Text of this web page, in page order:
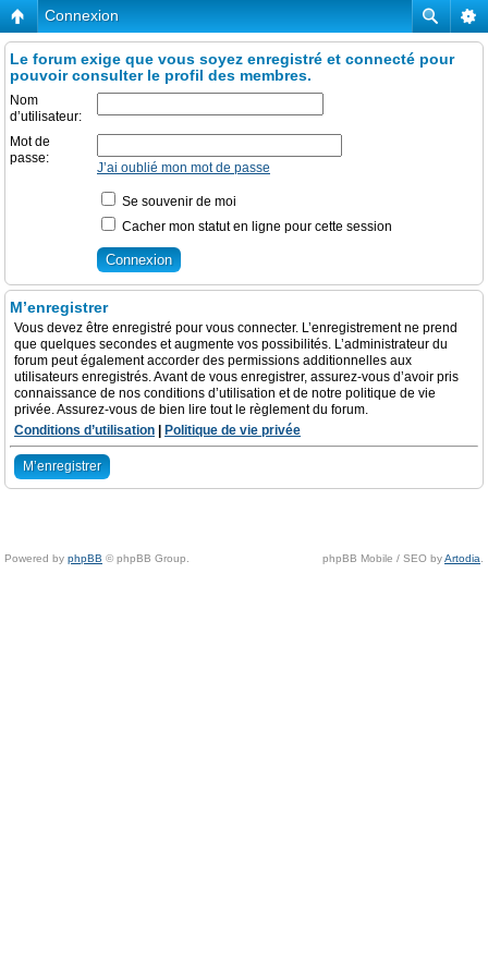
Connexion
Le forum exige que vous soyez enregistré et connecté pour
pouvoir consulter le profil des membres.
Nom
d’utilisateur:
Mot de
passe:
J’ai oublié mon mot de passe
Se souvenir de moi
Cacher mon statut en ligne pour cette session
M’enregistrer
Vous devez être enregistré pour vous connecter. L’enregistrement ne prend
que quelques secondes et augmente vos possibilités. L’administrateur du
forum peut également accorder des permissions additionnelles aux
utilisateurs enregistrés. Avant de vous enregistrer, assurez-vous d’avoir pris
connaissance de nos conditions d’utilisation et de notre politique de vie
privée. Assurez-vous de bien lire tout le règlement du forum.
Conditions d’utilisation
Politique de vie privée
M’enregistrer
Powered by phpBB © phpBB Group. phpBB Mobile / SEO byArtodia